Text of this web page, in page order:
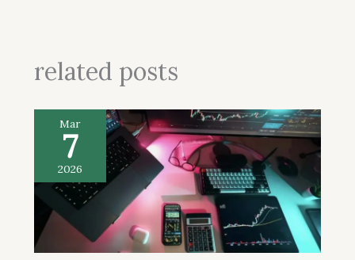
related posts
Mar
7
2026